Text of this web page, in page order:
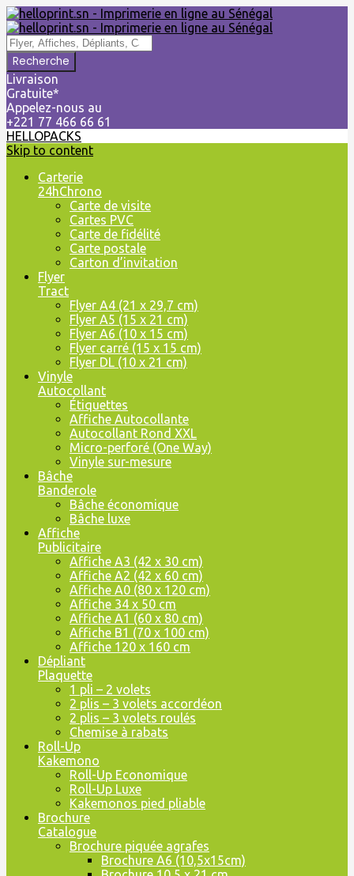
Livraison
Gratuite*
Appelez-nous au
+221 77 466 66 61
HELLOPACKS
Skip to content
Carterie
24hChrono
Carte de visite
Cartes PVC
Carte de fidélité
Carte postale
Carton d’invitation
Flyer
Tract
Flyer A4 (21 x 29,7 cm)
Flyer A5 (15 x 21 cm)
Flyer A6 (10 x 15 cm)
Flyer carré (15 x 15 cm)
Flyer DL (10 x 21 cm)
Vinyle
Autocollant
Étiquettes
Affiche Autocollante
Autocollant Rond XXL
Micro-perforé (One Way)
Vinyle sur-mesure
Bâche
Banderole
Bâche économique
Bâche luxe
Affiche
Publicitaire
Affiche A3 (42 x 30 cm)
Affiche A2 (42 x 60 cm)
Affiche A0 (80 x 120 cm)
Affiche 34 x 50 cm
Affiche A1 (60 x 80 cm)
Affiche B1 (70 x 100 cm)
Affiche 120 x 160 cm
Dépliant
Plaquette
1 pli – 2 volets
2 plis – 3 volets accordéon
2 plis – 3 volets roulés
Chemise à rabats
Roll-Up
Kakemono
Roll-Up Economique
Roll-Up Luxe
Kakemonos pied pliable
Brochure
Catalogue
Brochure piquée agrafes
Brochure A6 (10,5x15cm)